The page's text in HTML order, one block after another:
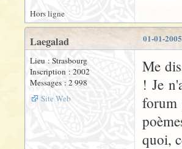
Hors ligne
01-01-
Laegalad
Lieu : Strasbourg
Inscription : 2002
Messages : 2 998
Site Web
Me
! Je
forum
quoi,